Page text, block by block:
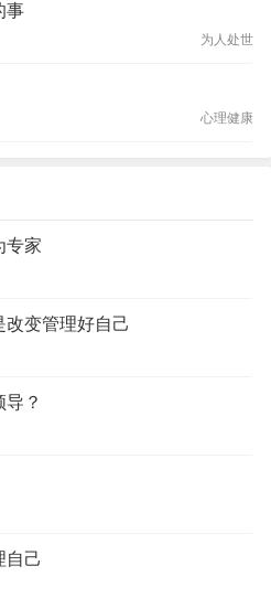
事
为人处世
心理健康
专家
改变管理好自己
？
自己